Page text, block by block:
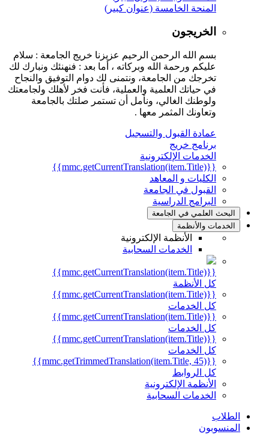
المنحة الخامسة (عنوان كبير)
الخريجون
بسم الله الرحمن الرحيم عزيزنا خريج الجامعة : سلام
عليكم ورحمة الله وبركاته ، أما بعد : فنهنئك ونبارك لك
تخرجك من الجامعة، ونتمنى لك دوام التوفيق والنجاح
في حياتك العلمية والعملية، فأنت فخر لأهلك ولجامعتك
ولوطنك الغالي، ونأمل أن تستمر صلتك بالجامعة
وتعاونك المثمر معها .
عمادة القبول والتسجيل
برنامج خريج
الخدمات الإلكترونية
{{mmc.getCurrentTranslation(item.Title)}}
الكليات و المعاهد
القبول في الجامعة
البرامج الدراسية
البحث العلمي في الجامعة
الخدمات والأنظمة
الأنظمة الإلكترونية
الخدمات السحابية
{{mmc.getCurrentTranslation(item.Title)}}
كل الأنظمة
{{mmc.getCurrentTranslation(item.Title)}}
كل الخدمات
{{mmc.getCurrentTranslation(item.Title)}}
كل الخدمات
{{mmc.getCurrentTranslation(item.Title)}}
كل الخدمات
{{mmc.getTrimmedTranslation(item.Title, 45)}}
كل الروابط
الأنظمة الإلكترونية
الخدمات السحابية
الطلاب
المنسوبون